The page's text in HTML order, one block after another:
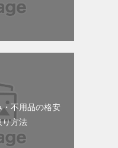
不用品の格安
り方法